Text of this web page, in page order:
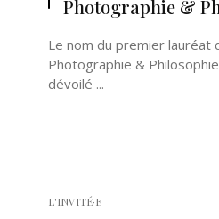
Photographie &
Le nom du premier lauréat
Photographie &
dévoilé ...
L'INVITÉ·E